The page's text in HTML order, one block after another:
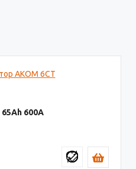
65 600